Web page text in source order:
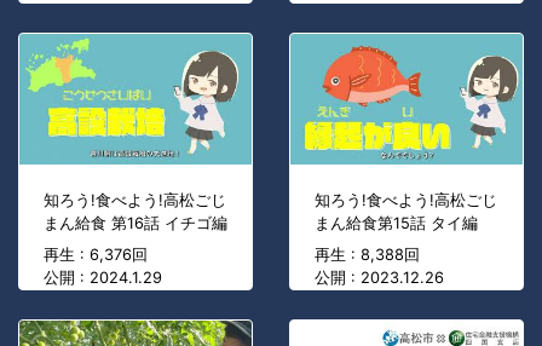
知ろう!食べよう!高松ごじ
まん給食 第16話 イチゴ編
再生 : 6,376回
公開 : 2024.1.29
知ろう!食べよう!高松ごじ
まん給食第15話 タイ編
再生 : 8,388回
公開 : 2023.12.26